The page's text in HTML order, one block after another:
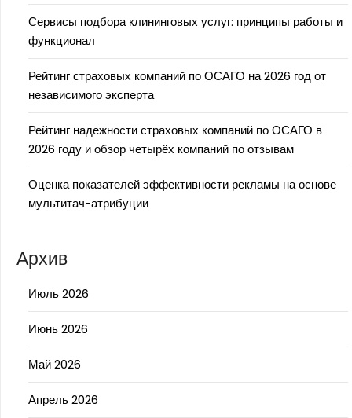
Сервисы подбора клининговых услуг: принципы работы и
функционал
Рейтинг страховых компаний по ОСАГО на 2026 год от
независимого эксперта
Рейтинг надежности страховых компаний по ОСАГО в
2026 году и обзор четырёх компаний по отзывам
Оценка показателей эффективности рекламы на основе
мультитач-атрибуции
Архив
Июль 2026
Июнь 2026
Май 2026
Апрель 2026